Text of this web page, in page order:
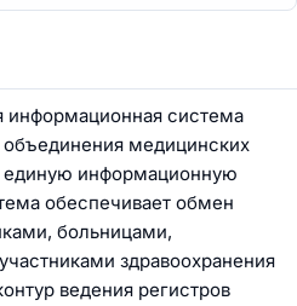
информационная система
медицинских
информационную
обеспечивает обмен
больницами,
здравоохранения
ведения регистров